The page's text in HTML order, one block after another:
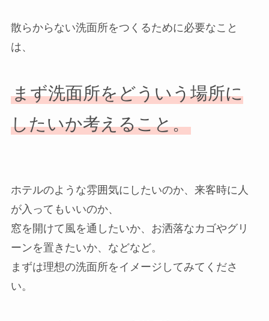
散らからない洗面所をつくるために必要なこと
は、
まず洗面所をどういう場所に
したいか考えること。
ホテルのような雰囲気にしたいのか、来客時に人
が入ってもいいのか、
窓を開けて風を通したいか、お洒落なカゴやグリ
ーンを置きたいか、などなど。
まずは理想の洗面所をイメージしてみてくださ
い。